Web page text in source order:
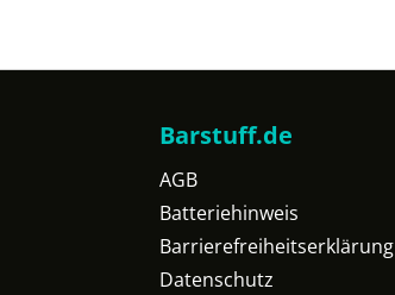
Barstuff.de
AGB
Batteriehinweis
Barrierefreiheitserklärung
Datenschutz